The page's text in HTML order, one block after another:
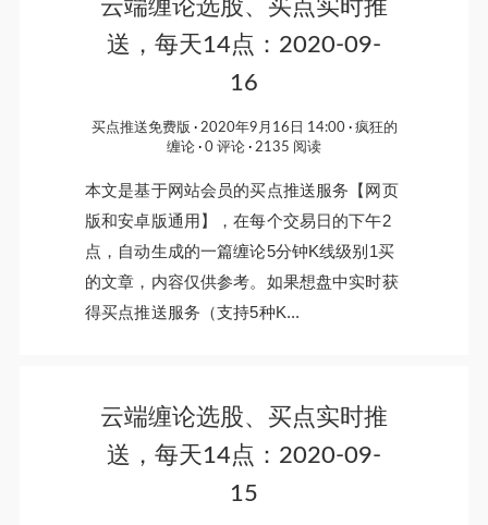
云端缠论选股、买点实时推
送，每天14点：2020-09-
16
买点推送免费版 2020年9月16日 14:00
疯狂的
缠论
0 评论 2135 阅读
本文是基于网站会员的买点推送服务【网页
版和安卓版通用】，在每个交易日的下午2
点，自动生成的一篇缠论5分钟K线级别1买
的文章，内容仅供参考。如果想盘中实时获
得买点推送服务（支持5种K...
云端缠论选股、买点实时推
送，每天14点：2020-09-
15